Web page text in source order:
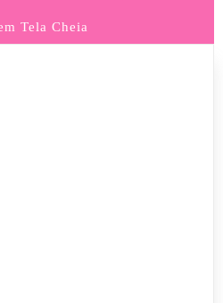
Tela Cheia